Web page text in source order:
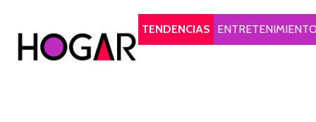
TENDENCIAS